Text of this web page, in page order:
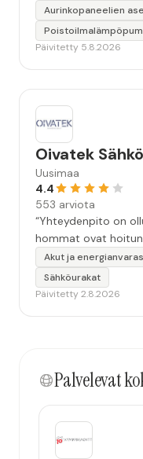
Aurinkopaneelien
Päivitetty 5.8.2026
Oivatek
Uusimaa
4.4
553 arviota
“Yhteydenpito on
hommat ovat
Akut ja
Sähköurakat
Päivitetty 2.8.2026
Palvelevat